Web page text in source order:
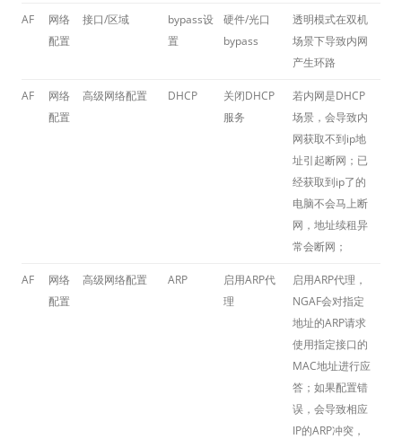
AF
网络
配置
接口/区域
bypass设
置
硬件/光口
bypass
透明模式在双机
场景下导致内网
产生环路
AF
网络
配置
高级网络配置 DHCP
关闭DHCP
服务
若内网是DHCP
场景，会导致内
网获取不到ip地
址引起断网；已
经获取到ip了的
电脑不会马上断
网，地址续租异
常会断网；
AF
网络
配置
高级网络配置 ARP
启用ARP代
理
启用ARP代理，
NGAF会对指定
地址的ARP请求
使用指定接口的
MAC地址进行应
答；如果配置错
误，会导致相应
IP的ARP冲突，